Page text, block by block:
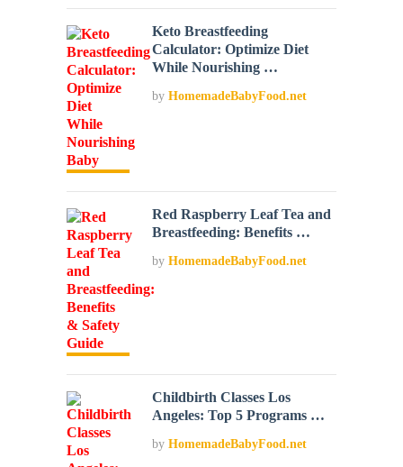
Keto Breastfeeding
Calculator: Optimize Diet
While Nourishing …
byHomemadeBabyFood.net
Red Raspberry Leaf Tea and
Breastfeeding: Benefits …
byHomemadeBabyFood.net
Childbirth Classes Los
Angeles: Top 5 Programs …
byHomemadeBabyFood.net